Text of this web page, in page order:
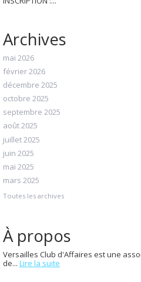
Archives
mai 2026
février 2026
décembre 2025
octobre 2025
septembre 2025
août 2025
juillet 2025
juin 2025
mai 2025
mars 2025
Toutes les archives
À propos
Versailles Club d'Affaires est une
de... Lire la suite